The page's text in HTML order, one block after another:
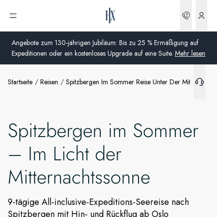
Angebote zum 130-jährigen Jubiläum: Bis zu 25 % Ermäßigung auf
Expeditionen oder ein kostenloses Upgrade auf eine Suite. Mehr lesen
Menü öffnen
Vereinigtes Königreich (England, Schottland, Wales
und Nordirland)
USA
Deutschland
Schweiz
Global
Startseite Reisen Spitzbergen Im Sommer Reise Unter Der
Spitzbergen im Sommer
– Im Licht der
Mitternachtssonne
9-tägige All-inclusive-Expeditions-Seereise nach
Spitzbergen mit Hin- und Rückflug ab Oslo